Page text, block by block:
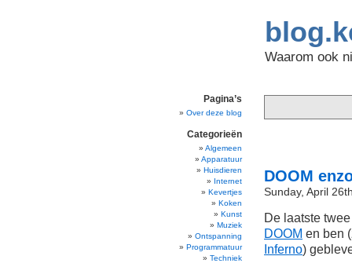
Waarom ook
DOOM
Sunday, April
De laatste
DOOM en ben
Inferno)
Pagina’s
Over deze blog
Categorieën
Algemeen
Apparatuur
Huisdieren
Internet
Kevertjes
Koken
Kunst
Muziek
Ontspanning
Programmatuur
Techniek